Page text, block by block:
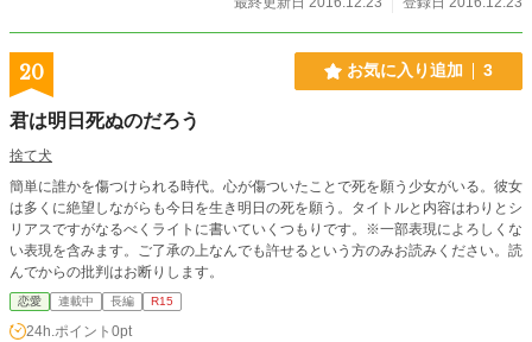
20 お気に入り追加 3
君は明日死ぬのだろう
捨て犬
簡単に誰かを傷つけられる時代。心が傷ついたことで死を願う少女がいる。彼女
は多くに絶望しながらも今日を生き明日の死を願う。タイトルと内容はわりとシ
リアスですがなるべくライトに書いていくつもりです。※一部表現によろしくな
い表現を含みます。ご了承の上なんでも許せるという方のみお読みください。読
んでからの批判はお断りします。
恋愛 連載中 長編 R15
24h.ポイント 0pt